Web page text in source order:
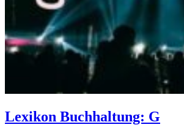
Lexikon Buchhaltung: G